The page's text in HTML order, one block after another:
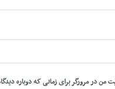
من در مرورگر برای زمانی که دوباره